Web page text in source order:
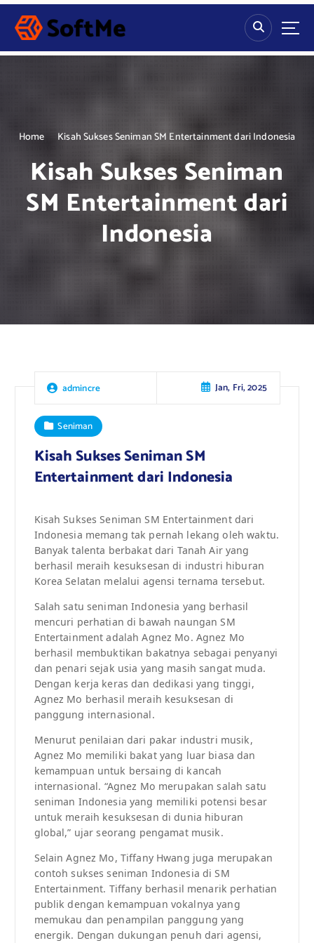
S
p
Home Kisah Sukses Seniman SM Entertainment dari Indonesia
Kisah Sukses Seniman
SM Entertainment dari
Indonesia
admincre Jan, Fri, 2025
Seniman
Kisah Sukses Seniman SM
Entertainment dari Indonesia
Kisah Sukses Seniman SM Entertainment dari
Indonesia memang tak pernah lekang oleh waktu.
Banyak talenta berbakat dari Tanah Air yang
berhasil meraih kesuksesan di industri hiburan
Korea Selatan melalui agensi ternama tersebut.
Salah satu seniman Indonesia yang berhasil
mencuri perhatian di bawah naungan SM
Entertainment adalah Agnez Mo. Agnez Mo
berhasil membuktikan bakatnya sebagai penyanyi
dan penari sejak usia yang masih sangat muda.
Dengan kerja keras dan dedikasi yang tinggi,
Agnez Mo berhasil meraih kesuksesan di
panggung internasional.
Menurut penilaian dari pakar industri musik,
Agnez Mo memiliki bakat yang luar biasa dan
kemampuan untuk bersaing di kancah
internasional. “Agnez Mo merupakan salah satu
seniman Indonesia yang memiliki potensi besar
untuk meraih kesuksesan di dunia hiburan
global,” ujar seorang pengamat musik.
Selain Agnez Mo, Tiffany Hwang juga merupakan
contoh sukses seniman Indonesia di SM
Entertainment. Tiffany berhasil menarik perhatian
publik dengan kemampuan vokalnya yang
memukau dan penampilan panggung yang
energik. Dengan dukungan penuh dari agensi,